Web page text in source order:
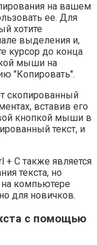
на вашем
ее. Для
хотите
выделения и,
курсор до конца
мыши на
"Копировать".
скопированный
вставив его
кнопкой мыши в
текст, и
C также является
текста, но
компьютере
для новичков.
с помощью